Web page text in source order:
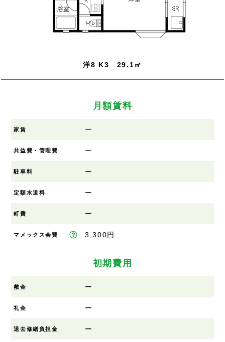
洋8 K3 29.1㎡
月額賃料
家賃 ー
共益費・管理費 ー
駐車料 ー
定額水道料 ー
町費 ー
マメックス会費 3,300円
初期費用
敷金 ー
礼金 ー
退去修繕負担金 ー